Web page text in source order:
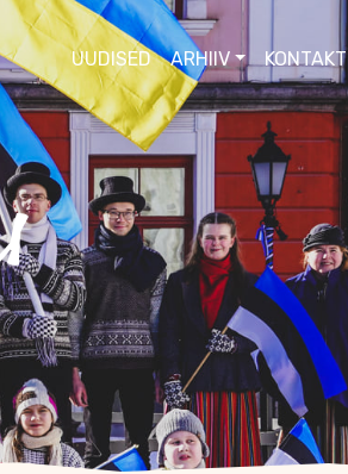
UUDISED ARHIIV KONTAKT